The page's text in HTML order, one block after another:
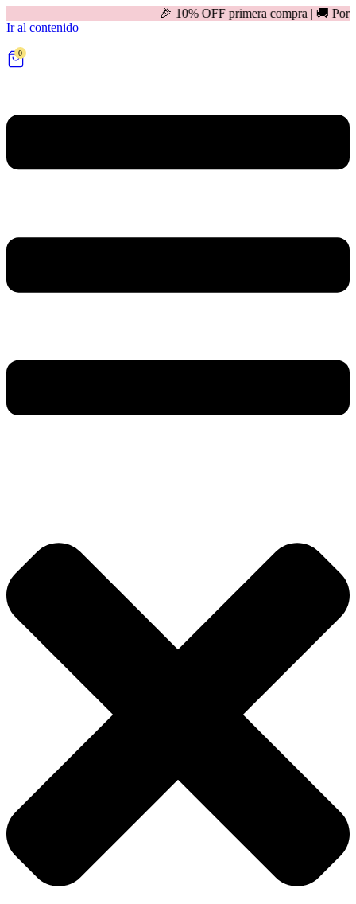
🎉 10% OFF primera compra | 🚚 Por compras
Ir al contenido
0